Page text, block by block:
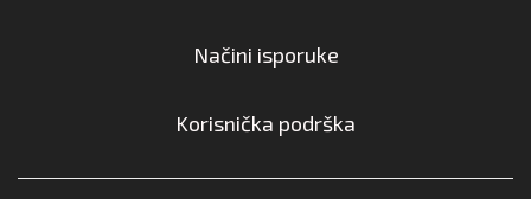
Načini isporuke
Korisnička podrška